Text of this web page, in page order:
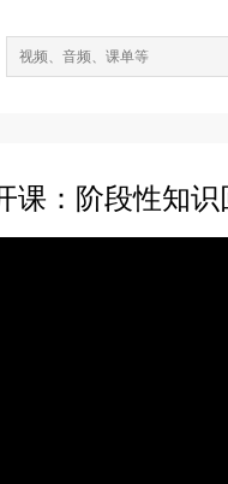
课：阶段性知